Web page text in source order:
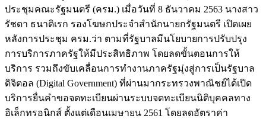
ประชุมคณะรัฐมนตรี (ครม.) เมื่อวันที่ 8 ธันวาคม 2563 นางสาว
รัชดา ธนาดิเรก รองโฆษกประจำสำนักนายกรัฐมนตรี เปิดเผย
หลังการประชุม ครม.ว่า ตามที่รัฐบาลมีนโยบายการปรับปรุง
การบริการภาครัฐให้มีประสิทธิภาพ โดยลดขั้นตอนการให้
บริการ รวมถึงขับเคลื่อนการทำงานภาครัฐมุ่งสู่การเป็นรัฐบาล
ดิจิตอล (Digital Government) ที่ผ่านมากระทรวงพาณิชย์ได้เปิด
บริการยื่นคำขอจดทะเบียนผ่านระบบจดทะเบียนนิติบุคคลทาง
อิเล็กทรอนิกส์ ตั้งแต่เดือนเมษายน 2561 โดยลดอัตราค่า